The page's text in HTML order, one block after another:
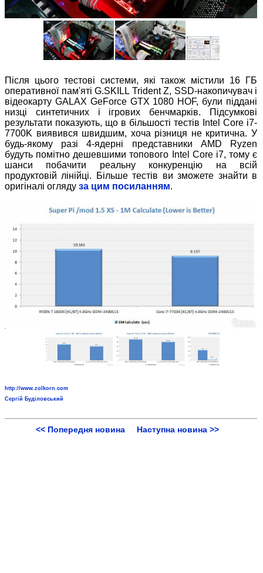
Після цього тестові системи, які також містили 16 ГБ
оперативної пам'яті G.SKILL Trident Z, SSD-накопичувач і
відеокарту GALAX GeForce GTX 1080 HOF, були піддані
низці синтетичних і ігрових бенчмарків. Підсумкові
результати показують, що в більшості тестів Intel Core i7-
7700K виявився швидшим, хоча різниця не критична. У
будь-якому разі 4-ядерні представники AMD Ryzen
будуть помітно дешевшими топового Intel Core i7, тому є
шанси побачити реальну конкуренцію на всій
продуктовій лінійці. Більше тестів ви зможете знайти в
оригіналі огляду за цим посиланням.
http://www.zolkorn.com
Сергій Буділовський
<< Попередня новина Наступна новина >>